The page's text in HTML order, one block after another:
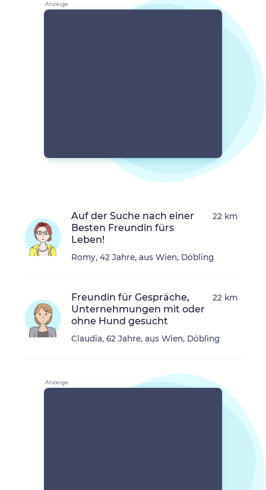
Auf der Suche nach einer
Besten Freundin fürs
Leben!
Romy, 42 Jahre, aus Wien, Döbling
22 km
Freundin für Gespräche,
Unternehmungen mit oder
ohne Hund gesucht
Claudia, 62 Jahre, aus Wien, Döbling
22 km